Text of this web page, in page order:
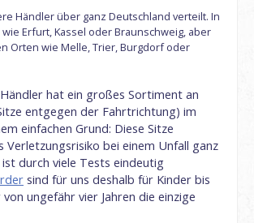
Händler über ganz Deutschland verteilt. In
Erfurt, Kassel oder Braunschweig, aber
Orten wie Melle, Trier, Burgdorf oder
hat ein großes Sortiment an
entgegen der Fahrtrichtung) im
einfachen Grund: Diese Sitze
Verletzungsrisiko bei einem Unfall ganz
durch viele Tests eindeutig
sind für uns deshalb für Kinder bis
ungefähr vier Jahren die einzige